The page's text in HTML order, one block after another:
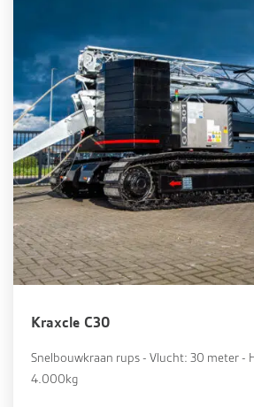
Kraxcle C30
Snelbouwkraan rups - Vlucht: 30 meter -
4.000kg